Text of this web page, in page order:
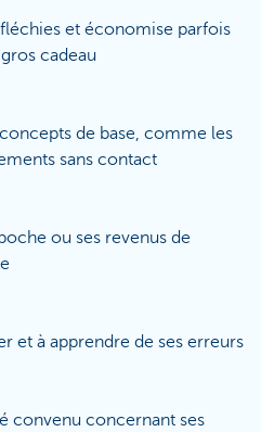
et économise parfois
cadeau
de base, comme les
sans contact
ou ses revenus de
et à apprendre de ses erreurs
convenu concernant ses